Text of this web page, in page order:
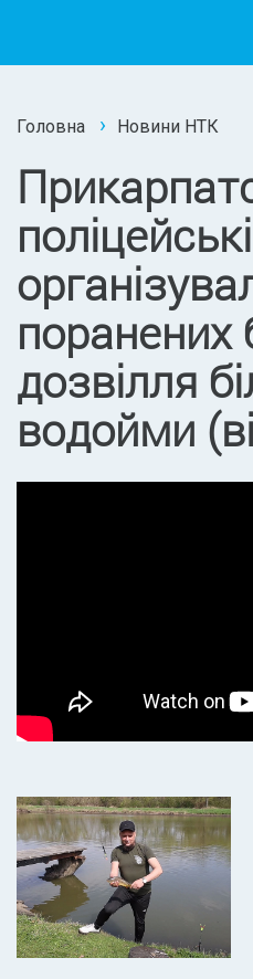
Головна Новини НТК
поліцейські
поранених
дозвілля
водойми